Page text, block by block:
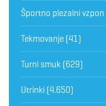
Športno plezalni vzpon
Tekmovanje (41)
Turni smuk (629)
Utrinki (4.650)